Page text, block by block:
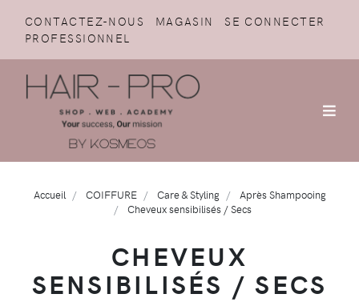
CONTACTEZ-NOUS MAGASIN
SE CONNECTER
PROFESSIONNEL
Accueil COIFFURE Care & Styling
Après Shampooing
Cheveux sensibilisés / Secs
CHEVEUX
SENSIBILISÉS / SECS